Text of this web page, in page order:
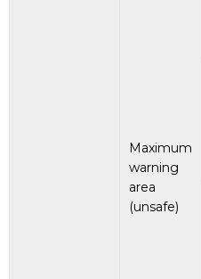
Maximum
warning
area
(unsafe)